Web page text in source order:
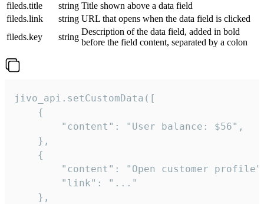
fileds.title
string Title shown above a data field
fileds.link
string URL that opens when the data field is clicked
fileds.key
string
Description of the data field, added in bold
before the field content, separated by a colon
jivo_api.setCustomData([
    {
        "content": "User balance: $56",
    },
    {
"content": "Open customer
        "link": "..."
    },